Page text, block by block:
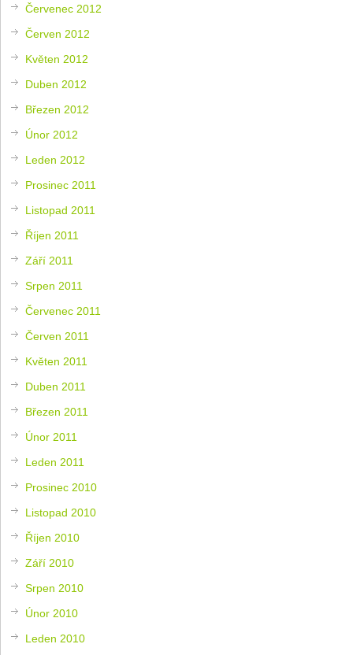
Červenec 2012
Červen 2012
Květen 2012
Duben 2012
Březen 2012
Únor 2012
Leden 2012
Prosinec 2011
Listopad 2011
Říjen 2011
Září 2011
Srpen 2011
Červenec 2011
Červen 2011
Květen 2011
Duben 2011
Březen 2011
Únor 2011
Leden 2011
Prosinec 2010
Listopad 2010
Říjen 2010
Září 2010
Srpen 2010
Únor 2010
Leden 2010